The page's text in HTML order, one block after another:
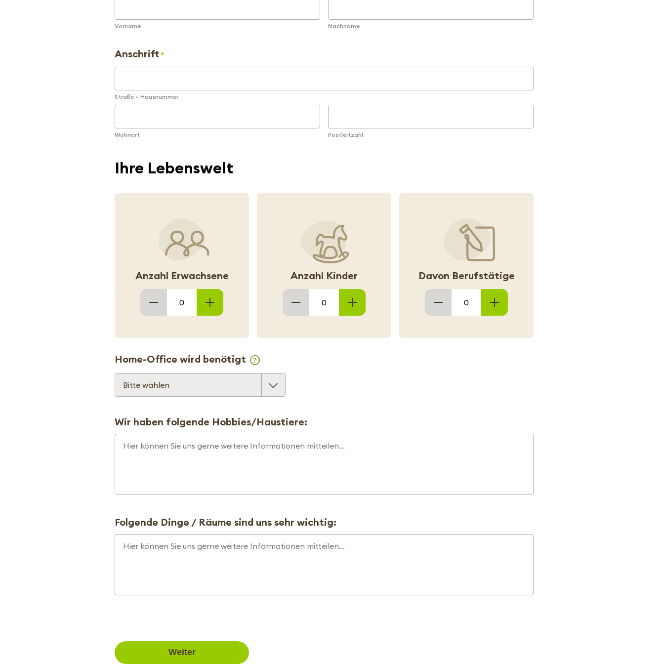
Vorname Nachname
Anschrift *
Straße + Hausnummer
Wohnort Postleitzahl
Ihre Lebenswelt
Anzahl Erwachsene Anzahl Kinder Davon Berufstätige
Home-Office wird benötigt
Wir haben folgende Hobbies/Haustiere:
Folgende Dinge / Räume sind uns sehr wichtig: